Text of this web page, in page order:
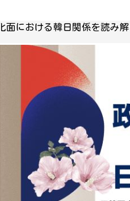
面における韓日関係を読み解